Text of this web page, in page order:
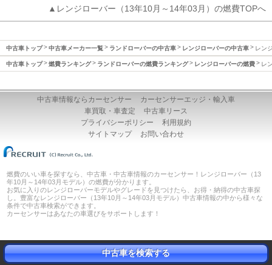
▲レンジローバー（13年10月～14年03月）の燃費TOPへ
中古車トップ 中古車メーカー一覧 ランドローバーの中古車 レンジローバーの中古車 レン
中古車トップ 燃費ランキング ランドローバーの燃費ランキング レンジローバーの燃費 レ
中古車情報ならカーセンサー
カーセンサーエッジ・輸入車
車買取・車査定
中古車リース
プライバシーポリシー
利用規約
サイトマップ
お問い合わせ
燃費のいい車を探すなら、中古車・中古車情報のカーセンサー！レンジローバー（13
年10月～14年03月モデル）の燃費が分かります。
お気に入りのレンジローバーモデルやグレードを見つけたら、お得・納得の中古車探
し。豊富なレンジローバー（13年10月～14年03月モデル）中古車情報の中から様々な
条件で中古車検索ができます。
カーセンサーはあなたの車選びをサポートします！
中古車を検索する